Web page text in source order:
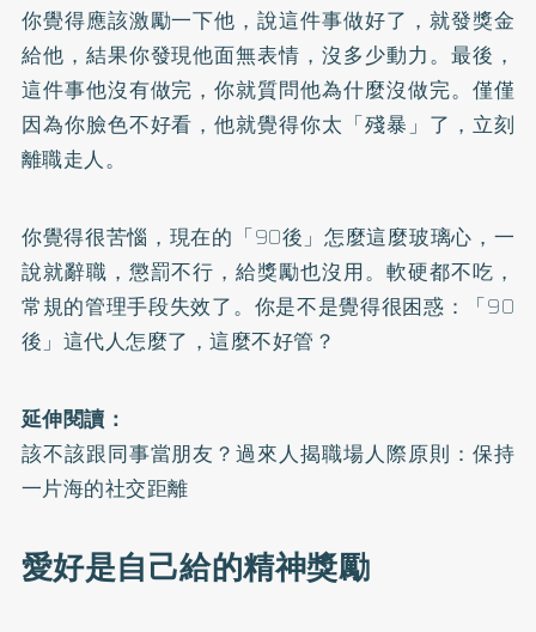
你覺得應該激勵一下他，說這件事做好了，就發獎金
給他，結果你發現他面無表情，沒多少動力。最後，
這件事他沒有做完，你就質問他為什麼沒做完。僅僅
因為你臉色不好看，他就覺得你太「殘暴」了，立刻
離職走人。
你覺得很苦惱，現在的「90後」怎麼這麼玻璃心，一
說就辭職，懲罰不行，給獎勵也沒用。軟硬都不吃，
常規的管理手段失效了。你是不是覺得很困惑：「90
後」這代人怎麼了，這麼不好管？
延伸閱讀：
該不該跟同事當朋友？過來人揭職場人際原則：保持
一片海的社交距離
愛好是自己給的精神獎勵